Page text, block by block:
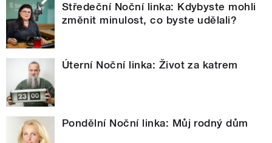
Středeční Noční linka: Kdybyste mohli
změnit minulost, co byste udělali?
Úterní Noční linka: Život za katrem
Pondělní Noční linka: Můj rodný dům